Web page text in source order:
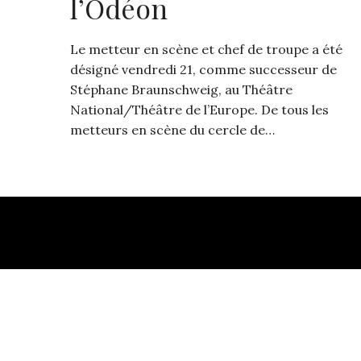
l’Odéon
Le metteur en scène et chef de troupe a été
désigné vendredi 21, comme successeur de
Stéphane Braunschweig, au Théâtre
National/Théâtre de l’Europe. De tous les
metteurs en scène du cercle de…